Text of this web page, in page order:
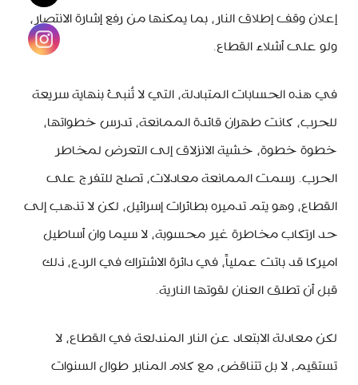
إعلان وقف إطلاق النار، بما يمكنها من رفع إشارة الانتصار،
ولو على أشلاء القطاع.
في هذه الحسابات المتبادلة، التي لا تُنبئ بنهاية سريعة
للحرب، كانت طهران قائدة الممانعة، تدرس خطواتها،
خطوة خطوة، خشية الانزلاق إلى التعرض لمخاطر
الحرب. رسمت الممانعة معادلات، تصلح للتفرج على
القطاع، وهو يتم تدميره بطائرات إسرائيل، لكن لا تذهب إلى
حد ارتكاب مخاطرة غير محسوبة، لا سيما وان أساطيل
اميركا قد باتت عملياً، في دائرة الاشتراك في الردع، ذلك
قبل أن تطلق العنان لقوتها النارية.
لكن معادلة الابتعاد عن النار المندلعة في القطاع، لا
تستقيم، لا بل تتناقض، مع كلام المنابر طوال السنوات